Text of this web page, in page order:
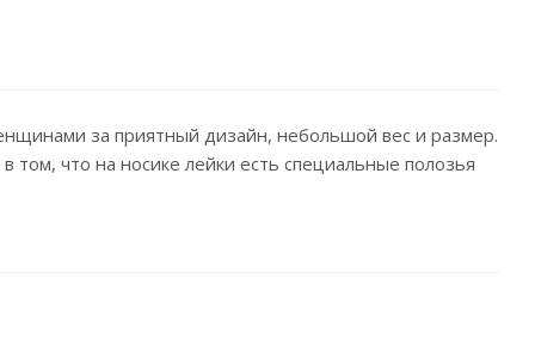
за приятный дизайн, небольшой вес и размер.
том, что на носике лейки есть специальные полозья